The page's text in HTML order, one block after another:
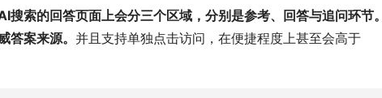
搜索的回答页面上会分三个区域，分别是参考、回答与追问环节
案来源。 并且支持单独点击访问，在便捷程度上甚至会高于